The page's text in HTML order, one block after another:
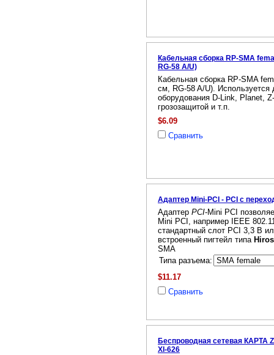
Кабельная сборка RP-SMA
RG-58 A/U)
Кабельная сборка RP-SMA
см, RG-58 A/U). Используется
оборудования D-Link, Planet,
грозозащитой и т.п.
$6.09
Сравнить
Адаптер Mini-PCI - PCI с
Адаптер PCI-Mini PCI
Mini PCI, например IEEE
стандартный слот PCI 3,3 В
встроенный пигтейл типа
SMA
Типа разъема:
$11.17
Сравнить
Беспроводная сетевая КАРТА
XI-626